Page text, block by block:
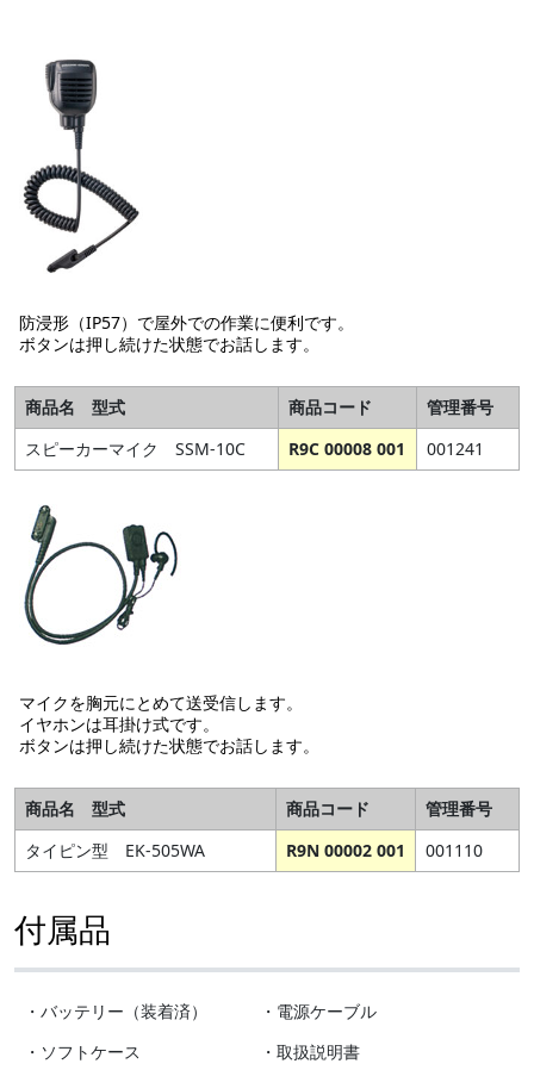
防浸形（IP57）で屋外での作業に便利です。
ボタンは押し続けた状態でお話します。
商品名 型式 商品コード
管理番号
スピーカーマイク SSM-10C
R9C 00008 001 001241
マイクを胸元にとめて送受信します。
イヤホンは耳掛け式です。
ボタンは押し続けた状態でお話します。
商品名 型式 商品コード
管理番号
タイピン型 EK-505WA
R9N 00002 001 001110
付属品
・バッテリー（装着済）
・電源ケーブル
・ソフトケース
・取扱説明書